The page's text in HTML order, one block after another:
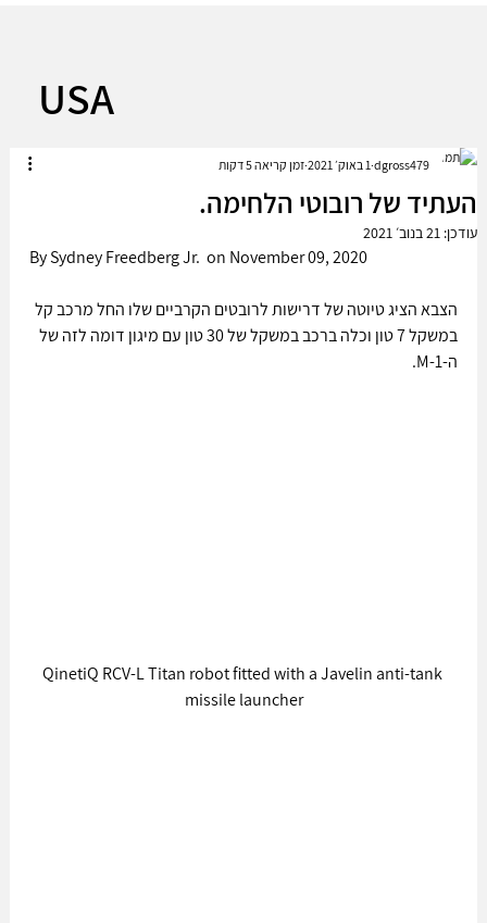
USA
העתיד של רובוטי הלחימה.
dgross479 1 באוק׳ 2021 זמן קריאה 5 דקות
עודכן: 21 בנוב׳ 2021
By Sydney Freedberg Jr.  on November 09, 2020
הצבא הציג טיוטה של דרישות לרובטים הקרביים שלו החל מרכב קל
במשקל 7 טון וכלה ברכב במשקל של 30 טון עם מיגון דומה לזה של
ה-M-1.
QinetiQ RCV-L Titan robot fitted with a Javelin anti-tank
missile launcher